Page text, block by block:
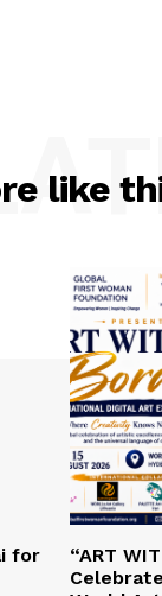
like
for
“ART